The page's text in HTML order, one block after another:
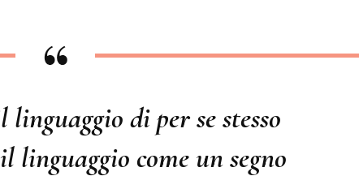
di per se stesso
linguaggio come un segno